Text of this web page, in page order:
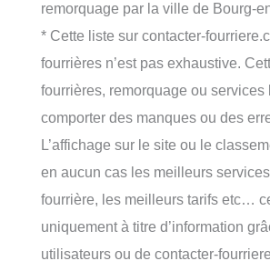
remorquage par la ville de Bourg-
* Cette liste sur contacter-
fourrières n’est pas exhaustive.
fourrières, remorquage ou services
comporter des manques ou des
L’affichage sur le site ou le
en aucun cas les meilleurs services
fourrière, les meilleurs tarifs etc…
uniquement à titre d’information
utilisateurs ou de contacter-